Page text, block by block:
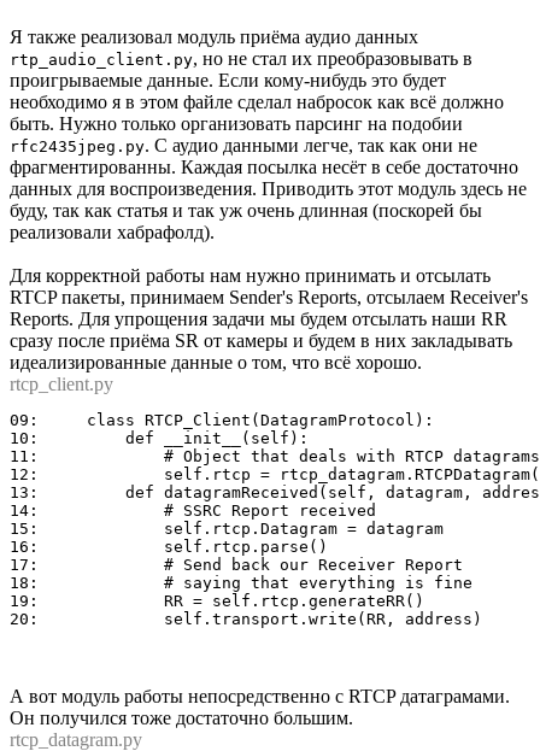
Я также реализовал модуль приёма аудио данных
rtp_audio_client.py, но не стал их преобразовывать в
проигрываемые данные. Если кому-нибудь это будет
необходимо я в этом файле сделал набросок как всё должно
быть. Нужно только организовать парсинг на подобии
rfc2435jpeg.py. С аудио данными легче, так как они не
фрагментированны. Каждая посылка несёт в себе достаточно
данных для воспроизведения. Приводить этот модуль здесь не
буду, так как статья и так уж очень длинная (поскорей бы
реализовали хабрафолд).
Для корректной работы нам нужно принимать и отсылать
RTCP пакеты, принимаем Sender's Reports, отсылаем Receiver's
Reports. Для упрощения задачи мы будем отсылать наши RR
сразу после приёма SR от камеры и будем в них закладывать
идеализированные данные о том, что всё хорошо.
rtcp_client.py
09:	class RTCP_Client(DatagramProtocol):
10:	    def __init__(self):
11:	        # Object that deals with RTCP datagrams
12:	        self.rtcp = rtcp_datagram.RTCPDatagram()
13:	    def datagramReceived(self, datagram, address):
14:	        # SSRC Report received
15:	        self.rtcp.Datagram = datagram
16:	        self.rtcp.parse()
17:	        # Send back our Receiver Report
18:	        # saying that everything is fine
19:	        RR = self.rtcp.generateRR()
А вот модуль работы непосредственно с RTCP датаграмами.
Он получился тоже достаточно большим.
rtcp_datagram.py